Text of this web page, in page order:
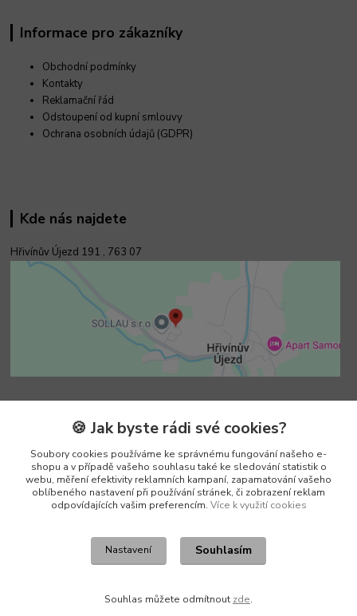
Informace pro zákazníky
Obchodní podmínky
Kontakty
Reklamační řád
Odstoupení od kupní smlouvy
Ochrana osobních údajů (GDPR)
Kde nás najdete
Hřivínův Újezd 191 , 763 07
Kontakty
Vedoucí e-shopu
+420 602 552 766
(Po-Pá, 6:30-15 hod.)
🍪 Jak byste rádi své cookies?
Soubory cookies používáme ke správnému fungování našeho e-
shopu a v případě vašeho souhlasu také ke sledování statistik o
webu, měření efektivity reklamních kampaní, zapamatování vašeho
oblíbeného nastavení při používání stránek, či zobrazení reklam
odpovídajících vašim preferencím. Více k využití cookies
Nastavení Souhlasím
Souhlas můžete odmítnout zde.